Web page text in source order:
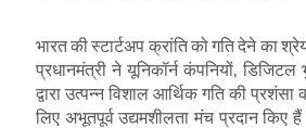
भारत की स्टार्टअप क्रांति को गति देने का
प्रधानमंत्री ने यूनिकॉर्न कंपनियों डिजिटल
द्वारा उत्पन्न विशाल आर्थिक गति की प्रशंसा
लिए अभूतपूर्व उद्यमशीलता मंच प्रदान किए